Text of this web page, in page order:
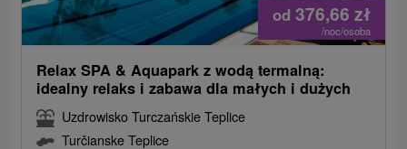
od 376,66 zł
/noc/osoba
Relax SPA & Aquapark z wodą termalną:
idealny relaks i zabawa dla małych i dużych
Uzdrowisko Turczańskie Teplice
Turčianske Teplice